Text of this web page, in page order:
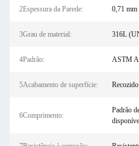
2Espessura da Parede: 0,71
3Grau de material: 316L
4Padrão: ASTM
5Acabamento de superfície:
6Comprimento:
Padrão